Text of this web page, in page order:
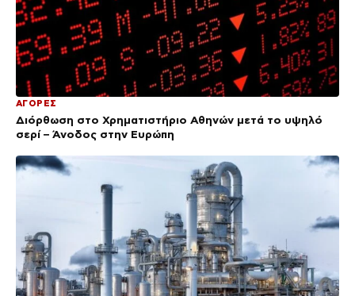
ΑΓΟΡΕΣ
Διόρθωση στο Χρηματιστήριο Αθηνών μετά το υψηλό
σερί – Άνοδος στην Ευρώπη